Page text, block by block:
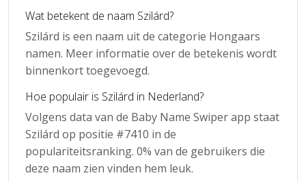
Wat betekent de naam Szilárd?
Szilárd is een naam uit de categorie Hongaars
namen. Meer informatie over de betekenis wordt
binnenkort toegevoegd.
Hoe populair is Szilárd in Nederland?
Volgens data van de Baby Name Swiper app staat
Szilárd op positie #7410 in de
populariteitsranking. 0% van de gebruikers die
deze naam zien vinden hem leuk.